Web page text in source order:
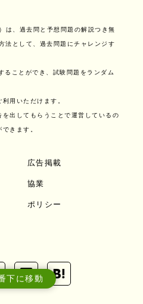
下に移動
は、過去問と予想問題の解説つき無
法として、過去問題にチャレンジす
ることができ、試験問題をランダム
用いただけます。
出してもらうことで運営しているの
きます。
広告掲載
協業
ポリシー